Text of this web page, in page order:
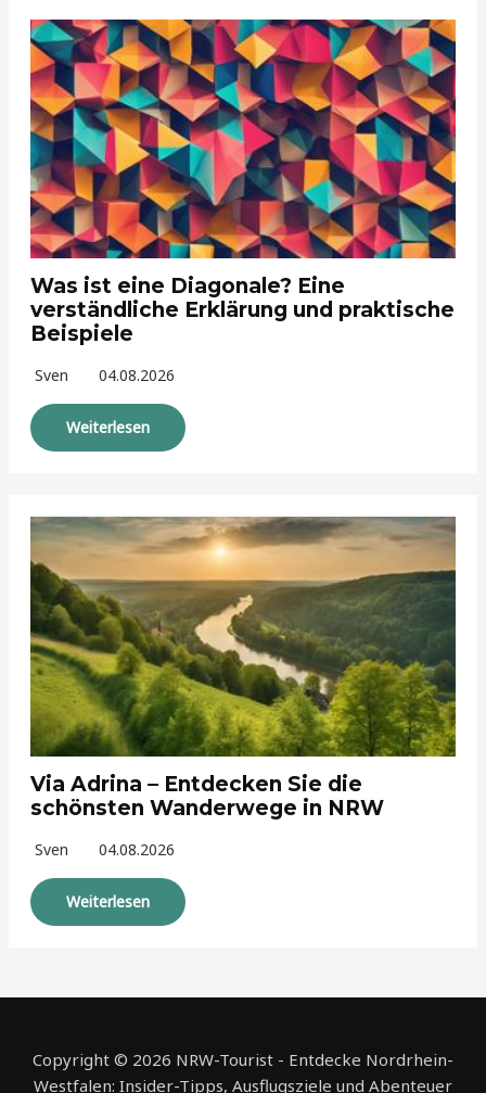
Was ist eine Diagonale? Eine
verständliche Erklärung und praktische
Beispiele
Sven 04.08.2026
Weiterlesen
Via Adrina – Entdecken Sie die
schönsten Wanderwege in NRW
Sven 04.08.2026
Weiterlesen
Copyright © 2026 NRW-Tourist - Entdecke Nordrhein-
Westfalen: Insider-Tipps, Ausflugsziele und Abenteuer